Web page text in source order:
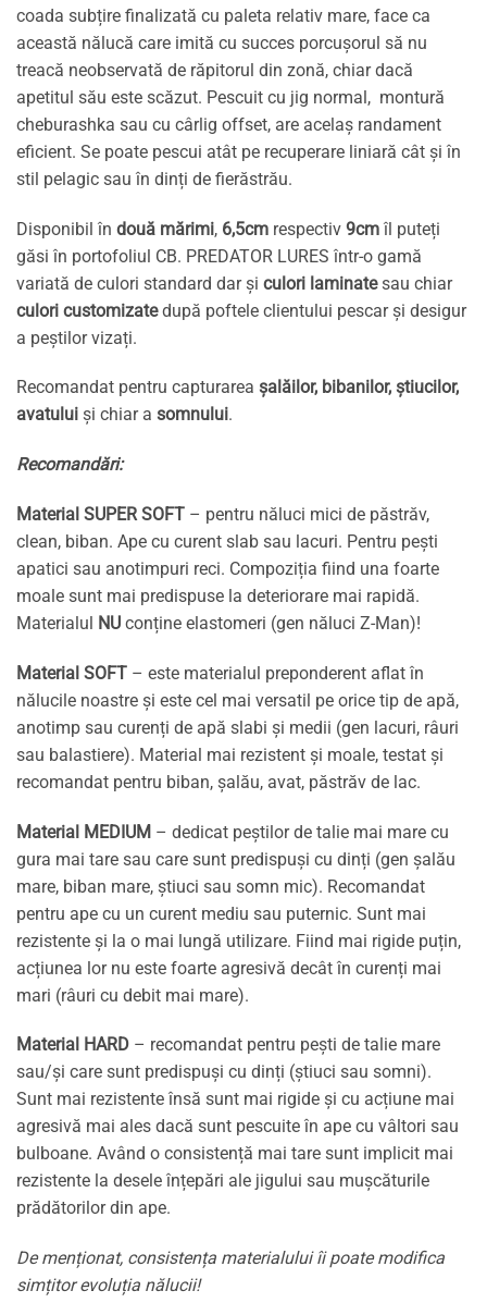
coada subțire finalizată cu paleta relativ mare, face ca
această nălucă care imită cu succes porcușorul să nu
treacă neobservată de răpitorul din zonă, chiar dacă
apetitul său este scăzut. Pescuit cu jig normal, montură
cheburashka sau cu cârlig offset, are acelaș randament
eficient. Se poate pescui atât pe recuperare liniară cât și în
stil pelagic sau în dinți de fierăstrău.
Disponibil în două mărimi, 6,5cm respectiv 9cm îl puteți
găsi în portofoliul CB. PREDATOR LURES într-o gamă
variată de culori standard dar și culori laminatesau chiar
culori customizatedupă poftele clientului pescar și desigur
a peștilor vizați.
Recomandat pentru capturarea șalăilor, bibanilor, știucilor,
avatului și chiar a somnului.
Recomandări:
Material SUPER SOFT – pentru năluci mici de păstrăv,
clean, biban. Ape cu curent slab sau lacuri. Pentru pești
apatici sau anotimpuri reci. Compoziția fiind una foarte
moale sunt mai predispuse la deteriorare mai rapidă.
Materialul NU conține elastomeri (gen năluci Z-Man)!
Material SOFT – este materialul preponderent aflat în
nălucile noastre și este cel mai versatil pe orice tip de apă,
anotimp sau curenți de apă slabi și medii (gen lacuri, râuri
sau balastiere). Material mai rezistent și moale, testat și
recomandat pentru biban, șalău, avat, păstrăv de lac.
Material MEDIUM – dedicat peștilor de talie mai mare cu
gura mai tare sau care sunt predispuși cu dinți (gen șalău
mare, biban mare, știuci sau somn mic). Recomandat
pentru ape cu un curent mediu sau puternic. Sunt mai
rezistente și la o mai lungă utilizare. Fiind mai rigide puțin,
acțiunea lor nu este foarte agresivă decât în curenți mai
mari (râuri cu debit mai mare).
Material HARD – recomandat pentru pești de talie mare
sau/și care sunt predispuși cu dinți (știuci sau somni).
Sunt mai rezistente însă sunt mai rigide și cu acțiune mai
agresivă mai ales dacă sunt pescuite în ape cu vâltori sau
bulboane. Având o consistență mai tare sunt implicit mai
rezistente la desele înțepări ale jigului sau mușcăturile
prădătorilor din ape.
De menționat, consistența materialului îi poate modifica
simțitor evoluția nălucii!